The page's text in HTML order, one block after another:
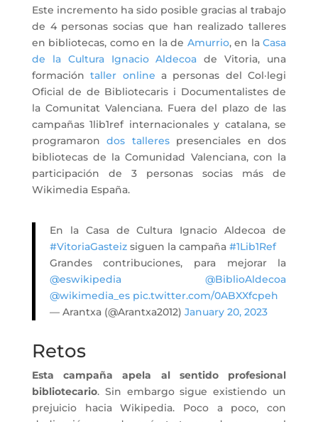
Este incremento ha sido posible gracias al trabajo
de 4 personas socias que han realizado talleres
en bibliotecas, como en la de Amurrio, en laCasa
de la Cultura Ignacio Aldecoa de Vitoria, una
formacióntaller online a personas del Col·legi
Oficial de de Bibliotecaris i Documentalistes de
la Comunitat Valenciana. Fuera del plazo de las
campañas 1lib1ref internacionales y catalana, se
programarondos tallerespresenciales en dos
bibliotecas de la Comunidad Valenciana, con la
participación de 3 personas socias más de
Wikimedia España.
En la Casa de Cultura Ignacio Aldecoa de
#VitoriaGasteizsiguen la campaña #1Lib1Ref
Grandes contribuciones, para mejorar la
@eswikipedia
@BiblioAldecoa
@wikimedia_es pic.twitter.com/0ABXXfcpeh
— Arantxa (@Arantxa2012) January 20, 2023
Retos
Esta campaña apela al sentido profesional
bibliotecario. Sin embargo sigue existiendo un
prejuicio hacia Wikipedia. Poco a poco, con